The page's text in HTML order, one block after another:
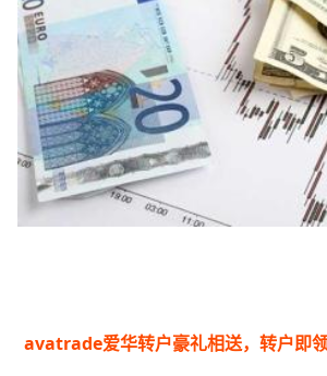
avatrade爱华转户豪礼相送，转户即领